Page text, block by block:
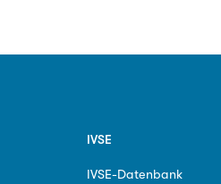
IVSE
IVSE-Datenbank